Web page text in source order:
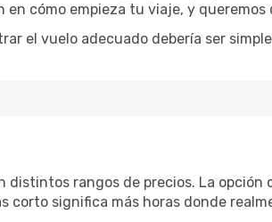
cómo empieza tu viaje, y queremos
el vuelo adecuado debería ser
distintos rangos de precios. La opción
corto significa más horas donde